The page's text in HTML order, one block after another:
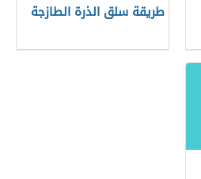
طريقة سلق الذرة الطازجة